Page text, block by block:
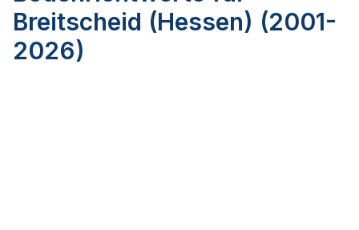
Breitscheid (Hessen) (2001-
2026)